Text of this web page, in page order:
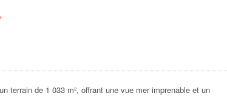
terrain de 1 033 m², offrant une vue mer imprenable et un